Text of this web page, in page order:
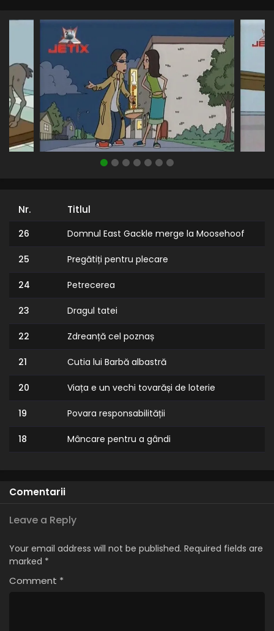
Nr. Titlul
26 Domnul East Gackle merge la Moosehoof
25 Pregătiți pentru plecare
24 Petrecerea
23 Dragul tatei
22 Zdreanță cel poznaș
21 Cutia lui Barbă albastră
20 Viața e un vechi tovarăși de loterie
19 Povara responsabilității
18 Mâncare pentru a gândi
16
15 Luminile camera Ooops!
13
Comentarii
Leave a Reply
Your email address will not be published. Required fields are
marked *
Comment *